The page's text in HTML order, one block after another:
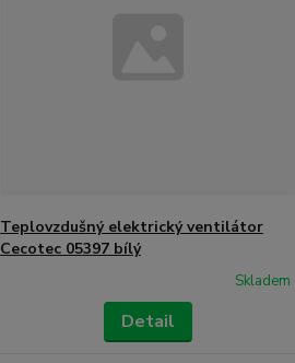
Teplovzdušný elektrický ventilátor
Cecotec 05397 bílý
Skladem
Detail